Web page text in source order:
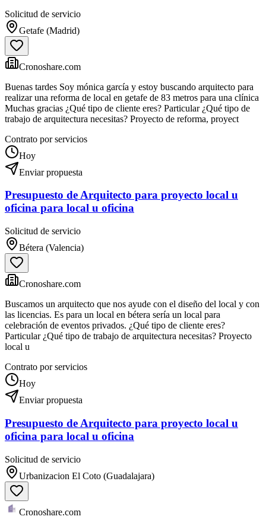
Solicitud de servicio
Getafe (Madrid)
Cronoshare.com
Buenas tardes Soy mónica garcía y estoy buscando arquitecto para
realizar una reforma de local en getafe de 83 metros para una clínica
Muchas gracias ¿Qué tipo de cliente eres? Particular ¿Qué tipo de
trabajo de arquitectura necesitas? Proyecto de reforma, proyect
Contrato por servicios
Hoy
Enviar propuesta
Presupuesto de Arquitecto para proyecto local u
oficina para local u oficina
Solicitud de servicio
Bétera (Valencia)
Cronoshare.com
Buscamos un arquitecto que nos ayude con el diseño del local y con
las licencias. Es para un local en bétera sería un local para
celebración de eventos privados. ¿Qué tipo de cliente eres?
Particular ¿Qué tipo de trabajo de arquitectura necesitas? Proyecto
local u
Contrato por servicios
Hoy
Enviar propuesta
Presupuesto de Arquitecto para proyecto local u
oficina para local u oficina
Solicitud de servicio
Urbanizacion El Coto (Guadalajara)
Cronoshare.com